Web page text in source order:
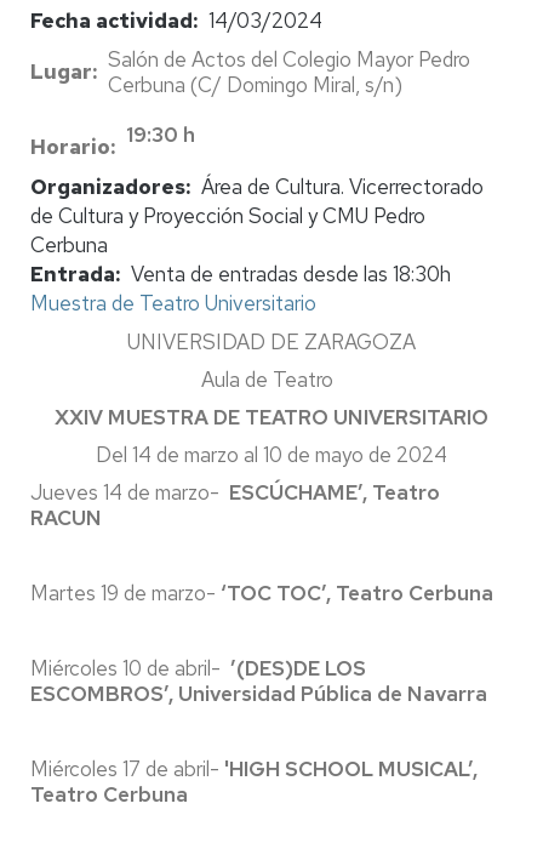
Fecha actividad
14/03/2024
Lugar
Salón de Actos del Colegio Mayor Pedro
Cerbuna (C/ Domingo Miral, s/n)
Horario
19:30 h
Organizadores Área de Cultura. Vicerrectorado
de Cultura y Proyección Social y CMU Pedro
Cerbuna
Entrada
Venta de entradas desde las 18:30h
Muestra de Teatro Universitario
UNIVERSIDAD DE ZARAGOZA
Aula de Teatro
XXIV MUESTRA DE TEATRO UNIVERSITARIO
Del 14 de marzo al 10 de mayo de 2024
Jueves 14 de marzo- ESCÚCHAME’, Teatro
RACUN
Martes 19 de marzo- ‘TOC TOC’, Teatro Cerbuna
Miércoles 10 de abril- ’(DES)DE LOS
ESCOMBROS’, Universidad Pública de Navarra
Miércoles 17 de abril- 'HIGH SCHOOL MUSICAL’,
Teatro Cerbuna